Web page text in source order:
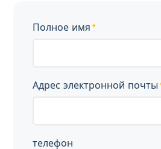
Полное имя
Адрес электронной почты
телефон